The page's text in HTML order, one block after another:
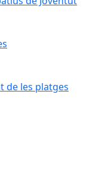
de les platges